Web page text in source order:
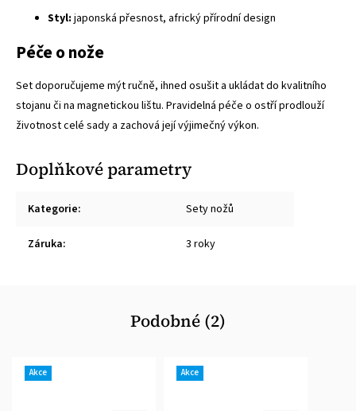
Styl: japonská přesnost, africký přírodní design
Péče o nože
Set doporučujeme mýt ručně, ihned osušit a ukládat do kvalitního
stojanu či na magnetickou lištu. Pravidelná péče o ostří prodlouží
životnost celé sady a zachová její výjimečný výkon.
Doplňkové parametry
Kategorie: Sety nožů
Záruka: 3 roky
Podobné (2)
Akce Akce